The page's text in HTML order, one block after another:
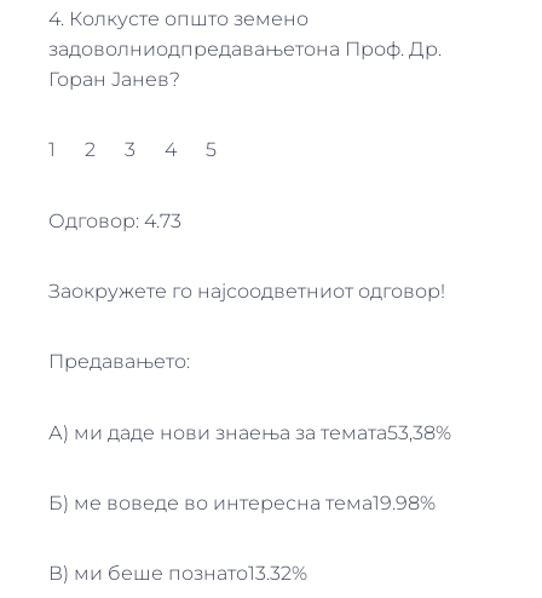
4. Колкусте општо земено
задоволниодпредавањетона Проф. Др.
Горан Јанев?
1 2 3 4 5
Одговор: 4.73
Заокружете го најсоодветниот одговор!
Предавањето:
А) ми даде нови знаења за темата53,38%
Б) ме воведе во интересна тема19.98%
В) ми беше познато13.32%